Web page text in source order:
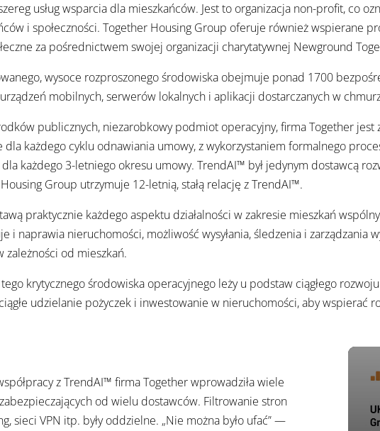
usług wsparcia dla mieszkańców. Jest to organizacja non-profit, co
i społeczności. Together Housing Group oferuje również wspierane
za pośrednictwem swojej organizacji charytatywnej Newground
wysoce rozproszonego środowiska obejmuje ponad 1700
mobilnych, serwerów lokalnych i aplikacji dostarczanych w
publicznych, niezarobkowy podmiot operacyjny, firma Together
każdego cyklu odnawiania umowy, z wykorzystaniem formalnego
każdego 3-letniego okresu umowy. TrendAI™ był jedynym dostawcą
Group utrzymuje 12-letnią, stałą relację z TrendAI™.
praktycznie każdego aspektu działalności w zakresie mieszkań
i naprawia nieruchomości, możliwość wysyłania, śledzenia i zarządzania
zależności od mieszkań.
krytycznego środowiska operacyjnego leży u podstaw ciągłego
udzielanie pożyczek i inwestowanie w nieruchomości, aby wspierać
z TrendAI™ firma Together wprowadziła wiele
od wielu dostawców. Filtrowanie stron
sieci VPN itp. były oddzielne. „Nie można było ufać” —